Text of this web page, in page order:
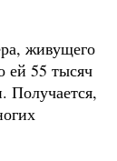
живущего
ей 55 тысяч
Получается,